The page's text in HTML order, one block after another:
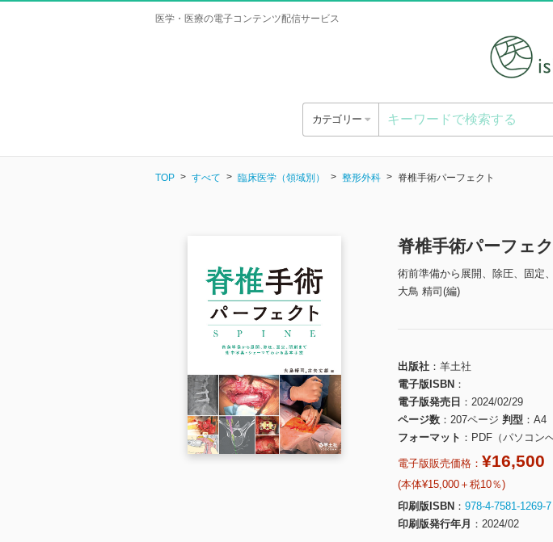
医学・医療の電子コンテンツ配信サービス
カテゴリー
TOP すべて 臨床医学（領域別） 整形外科 脊椎手術パーフェクト
脊椎手術パーフェク
術前準備から展開、除圧、固定
大鳥 精司(編)
出版社
羊土社
電子版ISBN
電子版発売日
2024/02/29
ページ数
207ページ 判型
A4
フォーマット
PDF（パソコン
電子版販売価格： ¥16,500
(本体¥15,000＋税10％)
印刷版ISBN
978-4-7581-1269-7
印刷版発行年月
2024/02